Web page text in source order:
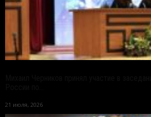
21 июля, 2026